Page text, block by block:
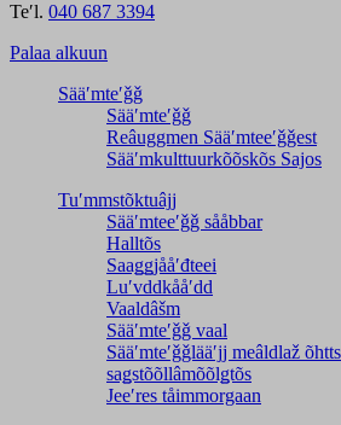
Teʹl. 040 687 3394
Palaa alkuun
Sääʹmteʹǧǧ
Sääʹmteʹǧǧ
Reâuggmen Sääʹmteeʹǧǧest
Sääʹmkulttuurkõõskõs Sajos
Tuʹmmstõktuâjj
Sääʹmteeʹǧǧ sååbbar
Halltõs
Saaǥǥjååʹđteei
Luʹvddkååʹdd
Vaaldâšm
Sääʹmteʹǧǧ vaal
Sääʹmteʹǧǧlääʹjj meâldlaž
saǥstõõllâmõõlǥtõs
Jeeʹres tåimmorgaan